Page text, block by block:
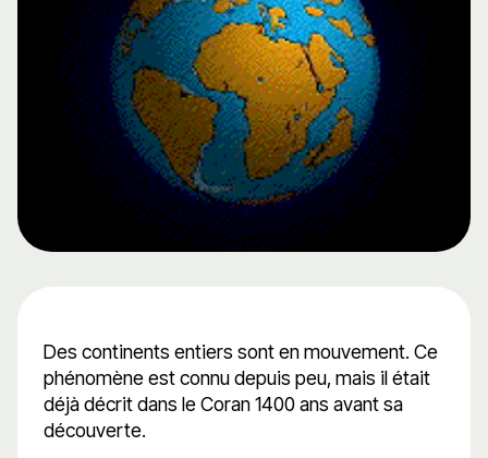
Des continents entiers sont en mouvement. Ce
phénomène est connu depuis peu, mais il était
déjà décrit dans le Coran 1400 ans avant sa
découverte.